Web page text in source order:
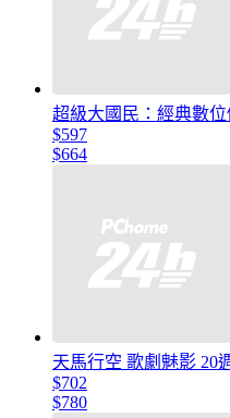
超級大國民：經典數
$597
$664
天馬行空 歌劇魅影 20
$702
$780